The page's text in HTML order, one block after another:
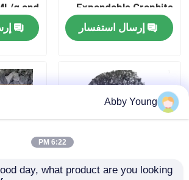
اتصل بنا
حالات
فليك الجرافيت الطبيعي
Expandable Graphite
Powder for
Performance
إرسال استفسار
g and
≤4%
Abby Young
6:22 PM
day, what product are you looking